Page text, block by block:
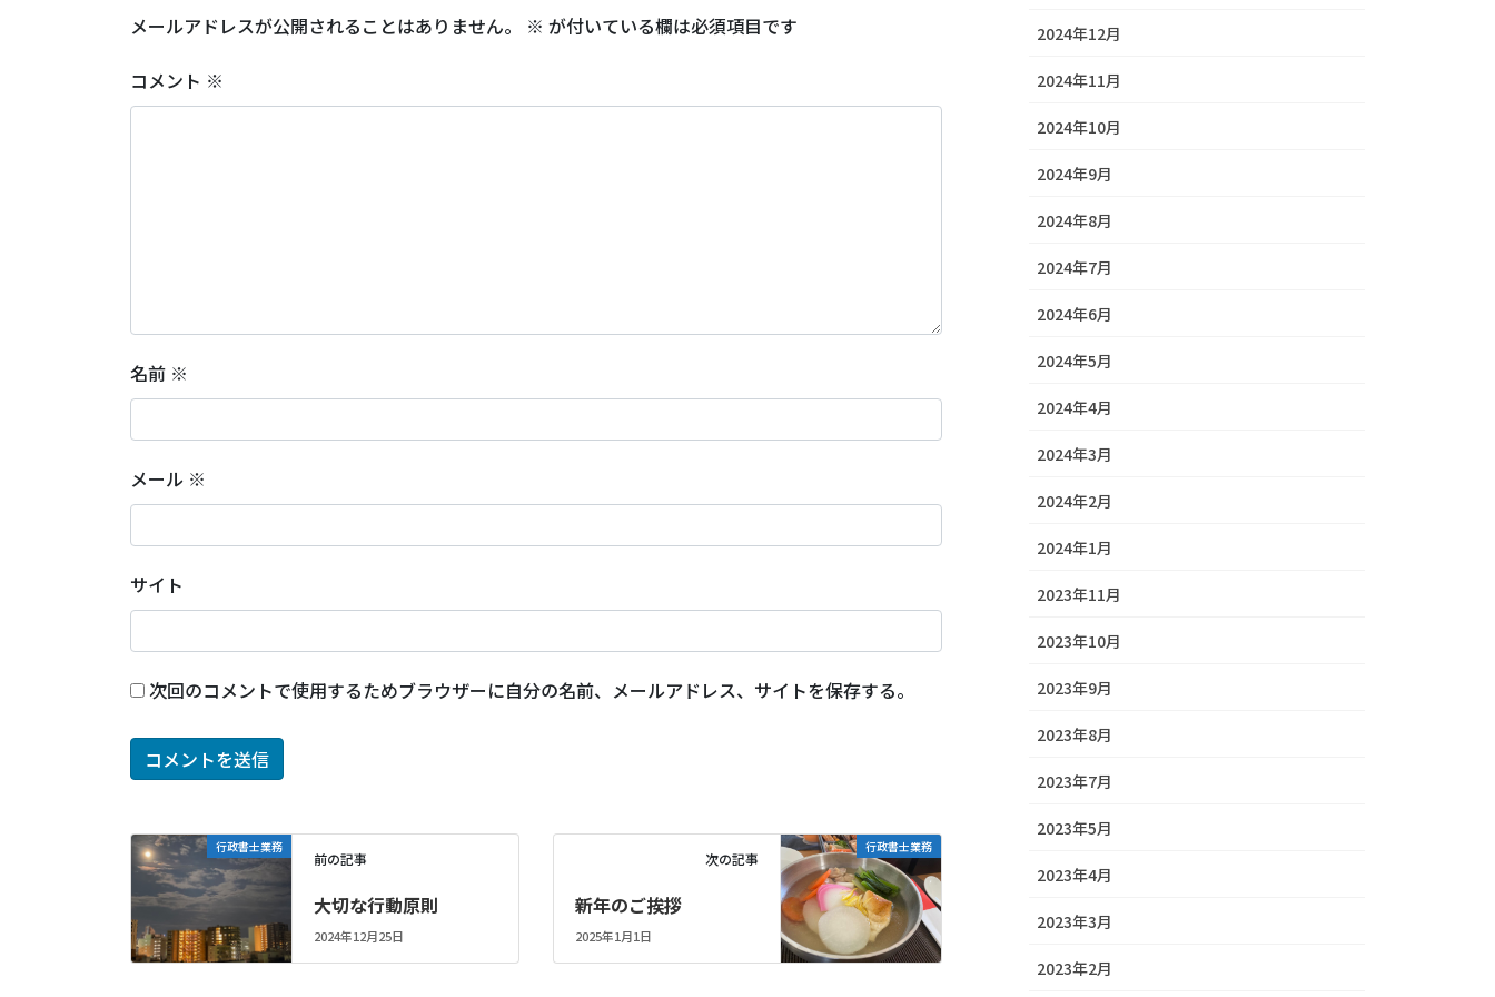
メールアドレスが公開されることはありません。 ※ が付いている欄は必須項目です
コメント ※
名前 ※
メール ※
サイト
次回のコメントで使用するためブラウザーに自分の名前、メールアドレス、サイトを保存する。
行政書士業務
前の記事
大切な行動原則
2024年12月25日
行政書士業務
次の記事
新年のご挨拶
2025年1月1日
2024年12月
2024年11月
2024年10月
2024年9月
2024年8月
2024年7月
2024年6月
2024年5月
2024年4月
2024年3月
2024年2月
2024年1月
2023年11月
2023年10月
2023年9月
2023年8月
2023年7月
2023年5月
2023年4月
2023年3月
2023年2月